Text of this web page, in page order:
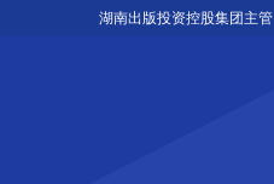
湖南出版投资控股集团主管